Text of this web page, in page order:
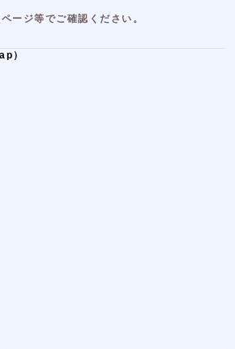
ージ等でご確認ください。
）